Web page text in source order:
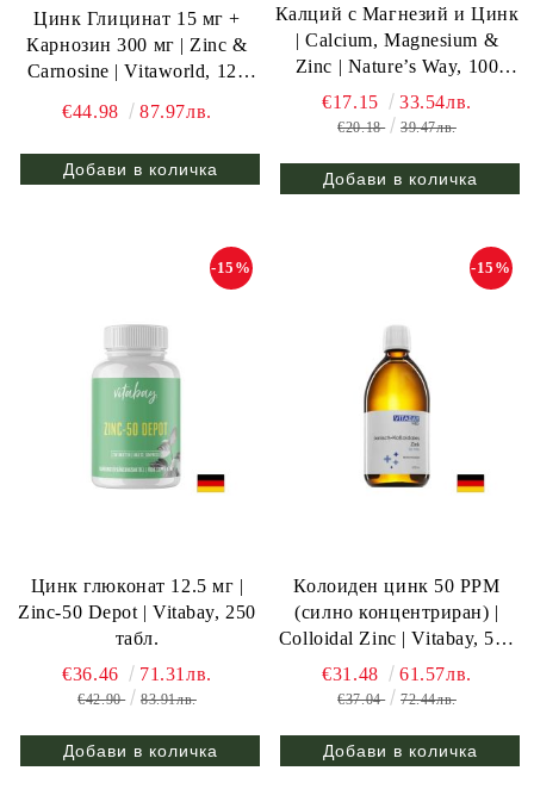
Цинк Глицинат 15 мг +
Карнозин 300 мг | Zinc &
Carnosine | Vitaworld, 120
€44.98 87.97лв.
Калций с Магнезий и Цинк
| Calcium, Magnesium &
Zinc | Nature’s Way, 100
капс.
€17.15 33.54лв.
€20.18 39.47лв.
Цинк глюконат 12.5 мг |
Zinc-50 Depot | Vitabay, 250
табл.
-15%
€36.46 71.31лв.
€42.90 83.91лв.
Колоиден цинк 50 РРМ
(силно концентриран) |
Colloidal Zinc | Vitabay, 500
мл
-15%
€31.48 61.57лв.
€37.04 72.44лв.